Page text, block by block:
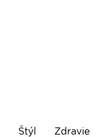
Štýl Zdravie